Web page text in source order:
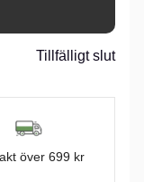
Tillfälligt slut
över 699 kr